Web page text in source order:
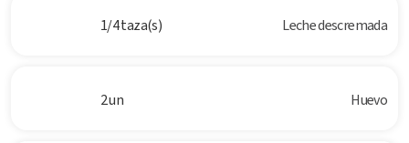
1/4 taza(s) Leche descremada
2 un Huevo